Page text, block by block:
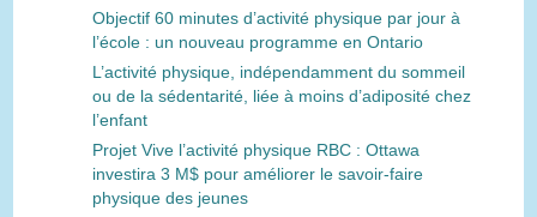
Objectif 60 minutes d’activité physique par jour à
l’école : un nouveau programme en Ontario
L’activité physique, indépendamment du sommeil
ou de la sédentarité, liée à moins d’adiposité chez
l’enfant
Projet Vive l’activité physique RBC : Ottawa
investira 3 M$ pour améliorer le savoir-faire
physique des jeunes